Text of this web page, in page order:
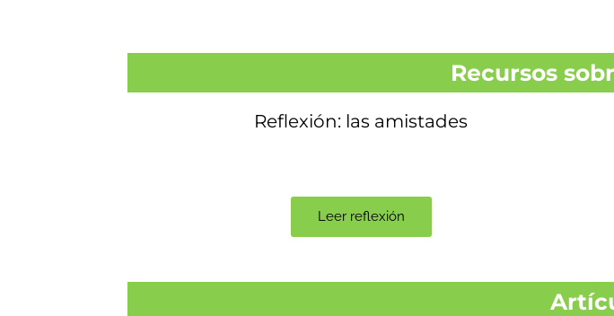
Recursos
Reflexión: las amistades
Leer reflexión